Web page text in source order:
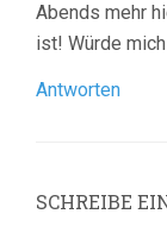
Abends mehr
ist! Würde
Antworten
SCHREIBE